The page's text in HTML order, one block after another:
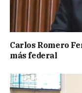
Carlos Romero
más federal